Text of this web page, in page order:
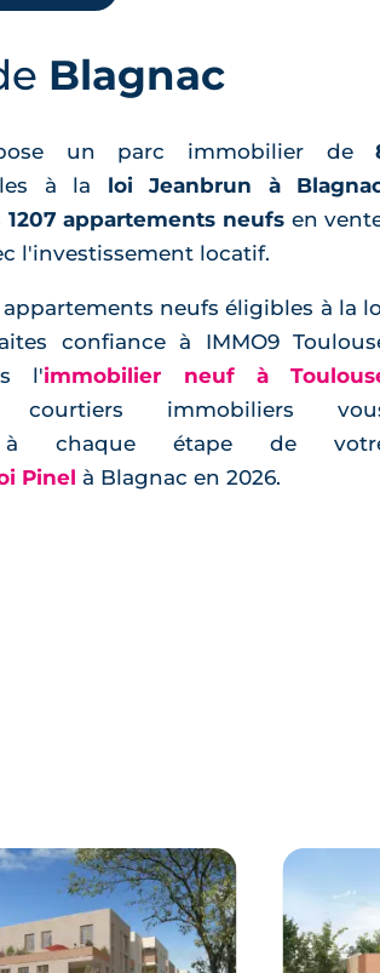
Blagnac
un parc immobilier de
à la loi Jeanbrun à
1207 appartements neufsen
l'investissement locatif.
neufs éligibles à la
confiance à IMMO9
l'immobilier neuf à
immobiliers
à chaque étape de
Pinel à Blagnac en 2026.